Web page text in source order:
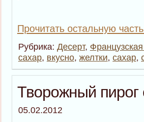
Прочитать остальную
Рубрика: Десерт,
сахар, вкусно, желтки, сахар,
Творожный пирог
05.02.2012